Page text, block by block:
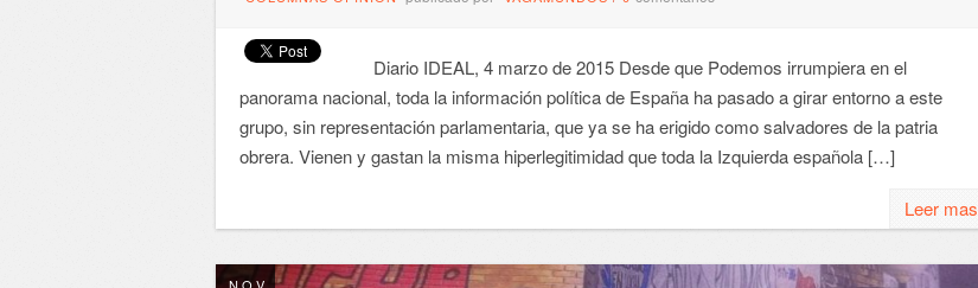
Diario IDEAL, 4 marzo de 2015 Desde que Podemos irrumpiera en el
panorama nacional, toda la información política de España ha pasado a girar entorno a este
grupo, sin representación parlamentaria, que ya se ha erigido como salvadores de la patria
obrera. Vienen y gastan la misma hiperlegitimidad que toda la Izquierda española […]
Leer mas